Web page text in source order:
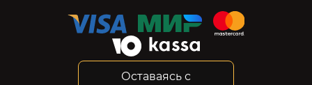
Оставаясь с